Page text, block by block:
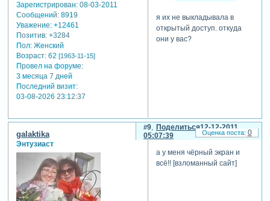
Зарегистрирован: 08-03-2011
Сообщений:8919
Уважение: +12461
Позитив: +3284
Пол:Женский
Возраст:62 [1963-11-15]
Провел на форуме:
3 месяца 7 дней
Последний визит:
03-08-2026 23:12:37
я их не выкладывала в
открытый доступ. откуда
они у вас?
Поделиться
9
12-12-2011
05:07:39
galaktika
Энтузиаст
а у меня чёрный экран и
всё!! [взломанный сайт]
0